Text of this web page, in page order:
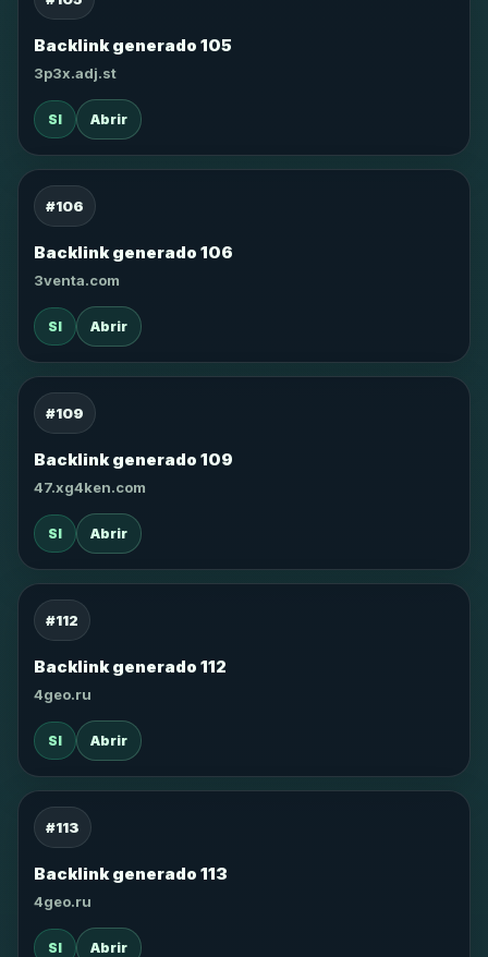
Backlink generado 105
3p3x.adj.st
SI Abrir
#106
Backlink generado 106
3venta.com
SI Abrir
#109
Backlink generado 109
47.xg4ken.com
SI Abrir
#112
Backlink generado 112
4geo.ru
SI Abrir
#113
Backlink generado 113
4geo.ru
SI Abrir